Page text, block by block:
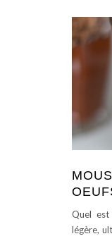
Quel est
légère,